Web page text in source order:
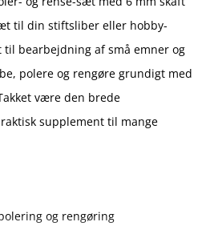
til din stiftsliber eller hobby-
bearbejdning af små emner og
polere og rengøre grundigt med
være den brede
supplement til mange
og rengøring